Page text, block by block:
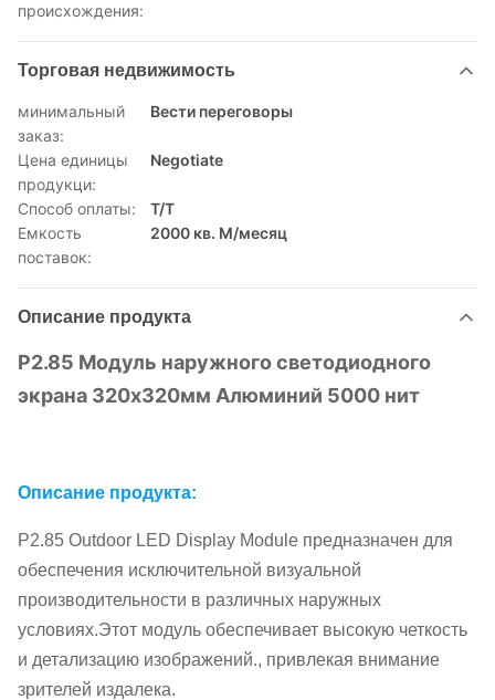
происхождения:
Торговая недвижимость
минимальный
заказ:
Вести переговоры
Цена единицы
продукци:
Negotiate
Способ оплаты:
Т/Т
Емкость
поставок:
2000 кв. М/месяц
Описание продукта
P2.85 Модуль наружного светодиодного
экрана 320x320мм Алюминий 5000 нит
Описание продукта:
P2.85 Outdoor LED Display Module предназначен для
обеспечения исключительной визуальной
производительности в различных наружных
условиях.Этот модуль обеспечивает высокую четкость
и детализацию изображений., привлекая внимание
зрителей издалека.